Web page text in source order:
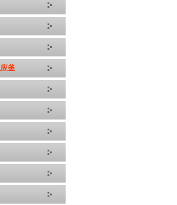
釜